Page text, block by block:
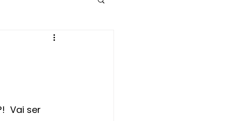
Vai ser